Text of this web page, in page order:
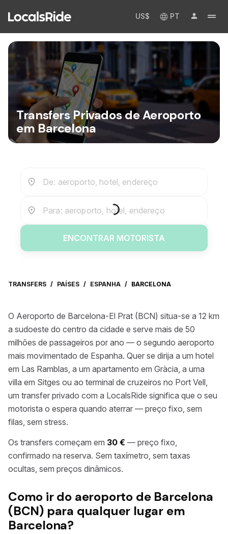
US$ PT
Transfers Privados de Aeroporto
em Barcelona
De: aeroporto, hotel, endereço
Para: aeroporto, hotel, endereço
ENCONTRAR MOTORISTA
TRANSFERS / PAÍSES / ESPANHA / BARCELONA
O Aeroporto de Barcelona-El Prat (BCN) situa-se a 12 km
a sudoeste do centro da cidade e serve mais de 50
milhões de passageiros por ano — o segundo aeroporto
mais movimentado de Espanha. Quer se dirija a um hotel
em Las Ramblas, a um apartamento em Gràcia, a uma
villa em Sitges ou ao terminal de cruzeiros no Port Vell,
um transfer privado com a LocalsRide significa que o seu
motorista o espera quando aterrar — preço fixo, sem
filas, sem stress.
Os transfers começam em 30 € — preço fixo,
confirmado na reserva. Sem taxímetro, sem taxas
ocultas, sem preços dinâmicos.
Como ir do aeroporto de Barcelona
(BCN) para qualquer lugar em
Barcelona?